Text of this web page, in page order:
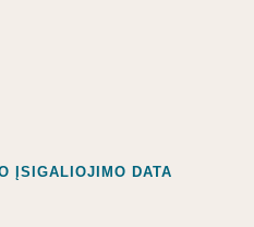
ĮSIGALIOJIMO DATA